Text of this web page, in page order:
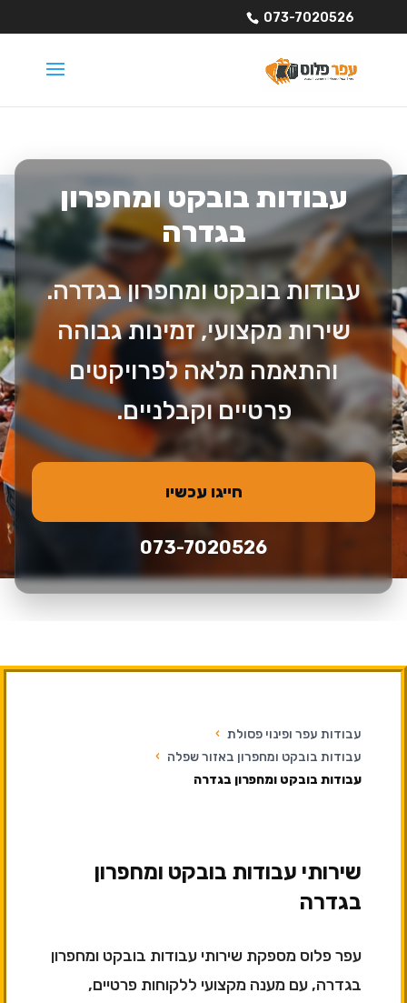
073-7020526
עבודות בובקט ומחפרון
בגדרה
עבודות בובקט ומחפרון בגדרה.
שירות מקצועי, זמינות גבוהה
והתאמה מלאה לפרויקטים
פרטיים וקבלניים.
חייגו עכשיו
073-7020526
עבודות עפר ופינוי פסולת ›
עבודות בובקט ומחפרון באזור שפלה ›
עבודות בובקט ומחפרון בגדרה
שירותי עבודות בובקט ומחפרון
בגדרה
עפר פלוס מספקת שירותי עבודות בובקט ומחפרון
בגדרה, עם מענה מקצועי ללקוחות פרטיים,